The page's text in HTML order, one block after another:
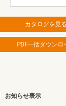
お知らせ表示